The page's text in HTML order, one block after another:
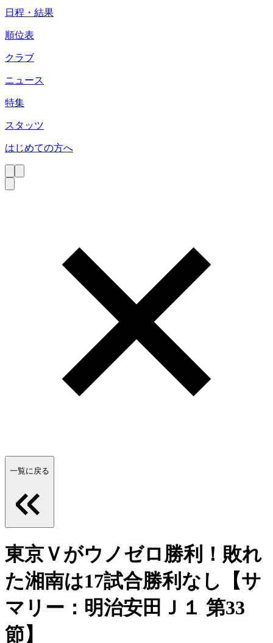
日程・結果
順位表
クラブ
ニュース
特集
スタッツ
はじめての方へ
一覧に戻る
東京Ｖがウノゼロ勝利！敗れ
た湘南は17試合勝利なし【サ
マリー：明治安田Ｊ１ 第33
節】